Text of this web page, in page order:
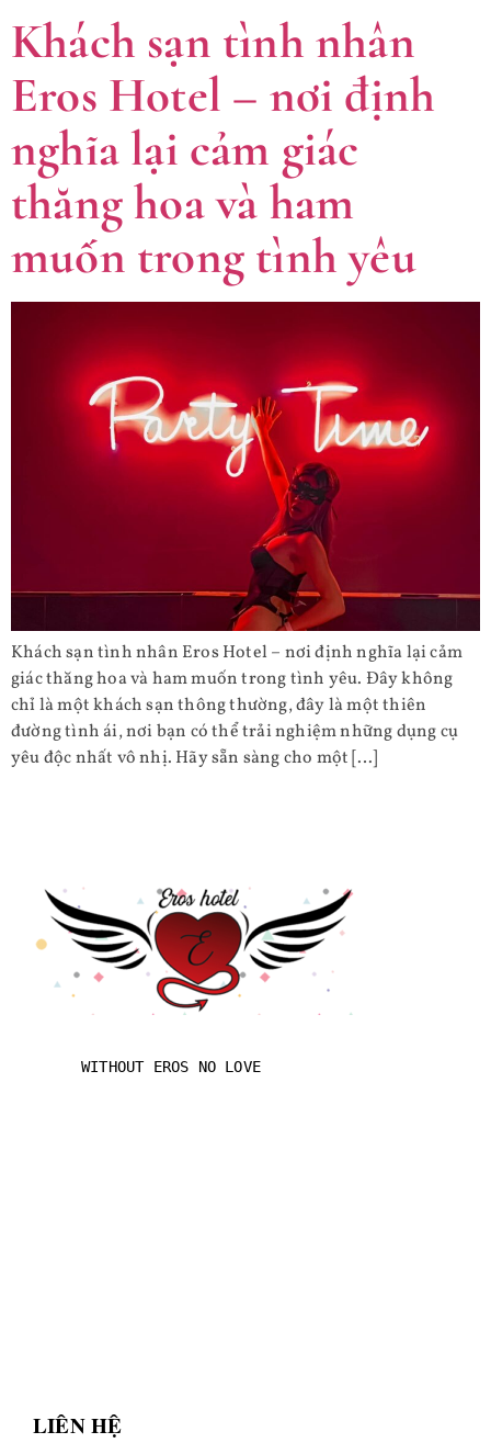
Khách sạn tình nhân
Eros Hotel – nơi định
nghĩa lại cảm giác
thăng hoa và ham
muốn trong tình yêu
Khách sạn tình nhân Eros Hotel – nơi định nghĩa lại cảm
giác thăng hoa và ham muốn trong tình yêu. Đây không
chỉ là một khách sạn thông thường, đây là một thiên
đường tình ái, nơi bạn có thể trải nghiệm những dụng cụ
yêu độc nhất vô nhị. Hãy sẵn sàng cho một […]
WITHOUT EROS NO LOVE
LIÊN HỆ